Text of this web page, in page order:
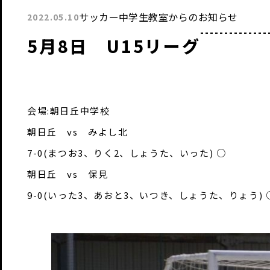
2022.05.10サッカー中学生教室からのお知らせ
5月8日 U15リーグ
会場:朝日丘中学校
朝日丘 vs みよし北
7-0(まつお3、りく2、しょうた、いった) ○
朝日丘 vs 保見
9-0(いった3、あおと3、いつき、しょうた、りょう)